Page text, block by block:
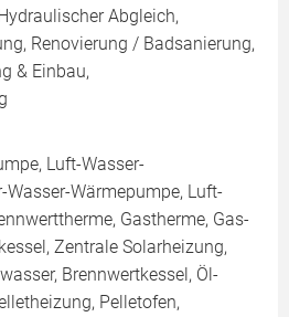
Abgleich,
Renovierung / Badsanierung,
& Einbau,
Luft-Wasser-
Wasser-Wärmepumpe, Luft-
Gastherme, Gas-
Zentrale Solarheizung,
Brennwertkessel, Öl-
Pelletofen,